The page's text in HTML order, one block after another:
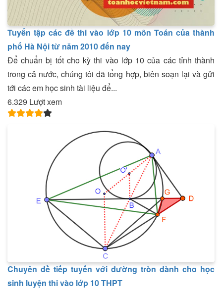
Tuyển tập các đề thi vào lớp 10 môn Toán của thành
phố Hà Nội từ năm 2010 đến nay
Để chuẩn bị tốt cho kỳ thi vào lớp 10 của các tỉnh thành
trong cả nước, chúng tôi đã tổng hợp, biên soạn lại và gửi
tới các em học sinh tài liệu để...
6.329 Lượt xem
Chuyên đề tiếp tuyến với đường tròn dành cho học
sinh luyện thi vào lớp 10 THPT